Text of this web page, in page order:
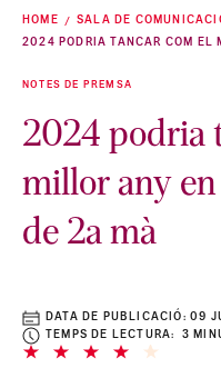
HOME SALA DE
NOTES DE PREMSA
2024 podria
millor any
de 2a mà
DATA DE PUBLICACIÓ: 09
TEMPS DE LECTURA: 3